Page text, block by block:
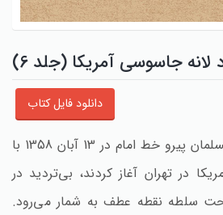
لانه جاسوسی آمریکا (جلد 6)
دانلود فایل کتاب
حرکتی که دانشجویان مسلمان پیرو خط امام در 13 آبان 1358 با
در تهران آغاز کردند، بی‌تردید در
تحت سلطه نقطه عطف به شمار می‌رود.